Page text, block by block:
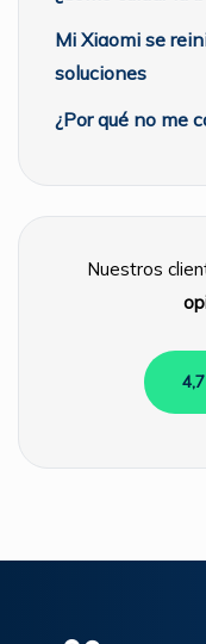
Mi Xiaomi se
soluciones
¿Por qué no me
Nuestros